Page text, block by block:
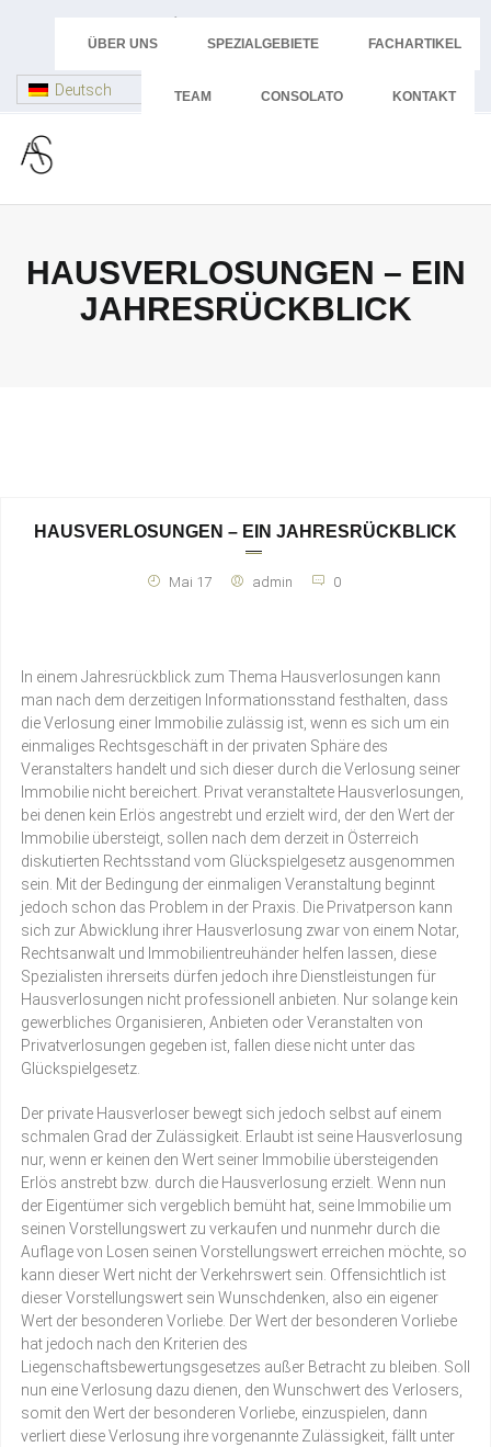
advokatur@dr-schoepf.at
Deutsch
ÜBER UNS SPEZIALGEBIETE FACHARTIKEL
TEAM CONSOLATO KONTAKT
HAUSVERLOSUNGEN – EIN
JAHRESRÜCKBLICK
HAUSVERLOSUNGEN – EIN JAHRESRÜCKBLICK
Mai 17 admin 0
In einem Jahresrückblick zum Thema Hausverlosungen kann
man nach dem derzeitigen Informationsstand festhalten, dass
die Verlosung einer Immobilie zulässig ist, wenn es sich um ein
einmaliges Rechtsgeschäft in der privaten Sphäre des
Veranstalters handelt und sich dieser durch die Verlosung seiner
Immobilie nicht bereichert. Privat veranstaltete Hausverlosungen,
bei denen kein Erlös angestrebt und erzielt wird, der den Wert der
Immobilie übersteigt, sollen nach dem derzeit in Österreich
diskutierten Rechtsstand vom Glückspielgesetz ausgenommen
sein. Mit der Bedingung der einmaligen Veranstaltung beginnt
jedoch schon das Problem in der Praxis. Die Privatperson kann
sich zur Abwicklung ihrer Hausverlosung zwar von einem Notar,
Rechtsanwalt und Immobilientreuhänder helfen lassen, diese
Spezialisten ihrerseits dürfen jedoch ihre Dienstleistungen für
Hausverlosungen nicht professionell anbieten. Nur solange kein
gewerbliches Organisieren, Anbieten oder Veranstalten von
Privatverlosungen gegeben ist, fallen diese nicht unter das
Glückspielgesetz.
Der private Hausverloser bewegt sich jedoch selbst auf einem
schmalen Grad der Zulässigkeit. Erlaubt ist seine Hausverlosung
nur, wenn er keinen den Wert seiner Immobilie übersteigenden
Erlös anstrebt bzw. durch die Hausverlosung erzielt. Wenn nun
der Eigentümer sich vergeblich bemüht hat, seine Immobilie um
seinen Vorstellungswert zu verkaufen und nunmehr durch die
Auflage von Losen seinen Vorstellungswert erreichen möchte, so
kann dieser Wert nicht der Verkehrswert sein. Offensichtlich ist
dieser Vorstellungswert sein Wunschdenken, also ein eigener
Wert der besonderen Vorliebe. Der Wert der besonderen Vorliebe
hat jedoch nach den Kriterien des
Liegenschaftsbewertungsgesetzes außer Betracht zu bleiben. Soll
nun eine Verlosung dazu dienen, den Wunschwert des Verlosers,
somit den Wert der besonderen Vorliebe, einzuspielen, dann
verliert diese Verlosung ihre vorgenannte Zulässigkeit, fällt unter